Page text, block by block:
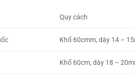
Quy cách
Khổ 60cmm, dày 14 –
Khổ 60cm, dày 18 –